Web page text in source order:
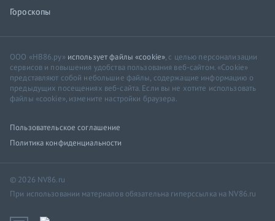
Гороскопы
ООО «НВ86.ру» использует файлы «cookie», с целью персонализации
сервисов и повышения удобства пользования веб-сайтом. «Cookie»
представляют собой небольшие файлы, содержащие информацию о
предыдущих посещениях веб-сайта. Если вы не хотите использовать
файлы «cookie», измените настройки браузера.
Пользовательское соглашение
Политика конфиденциальности
© 2026 NV86.ru
При использовании материалов обязательна гиперссылка на NV86.ru